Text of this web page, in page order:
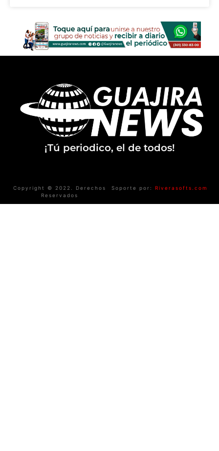
¡Tú periodico, el de todos!
Copyright © 2022. Derechos
Reservados
Soporte por: Riverasofts.com